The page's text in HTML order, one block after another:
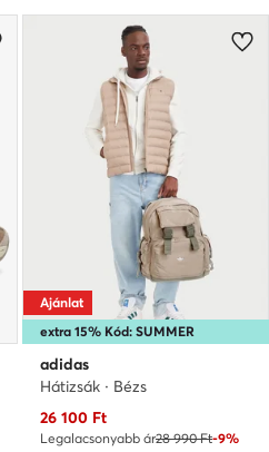
extra 15% Kód: SUMMER
Ajánlat
adidas
Hátizsák · Bézs
Aktuális ár
26 100 Ft
Legalacsonyabb ár28 990 Ft-9%